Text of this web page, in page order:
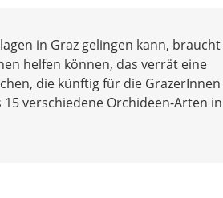
in Graz gelingen kann, braucht
helfen können, das verrät eine
die künftig für die GrazerInnen
verschiedene Orchideen-Arten in